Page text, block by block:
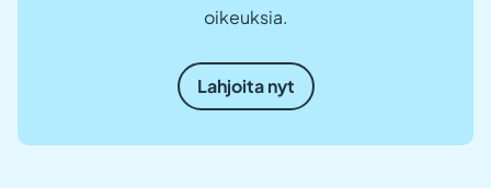
oikeuksia.
Lahjoita nyt